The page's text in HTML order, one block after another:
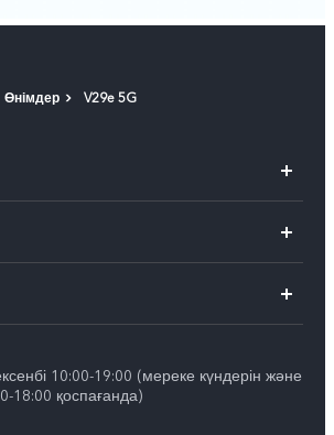
Өнімдер V29e 5G
жұмыс жасау
10:00-19:00 (мереке күндерін және
18:00 қоспағанда)